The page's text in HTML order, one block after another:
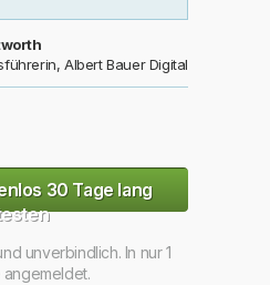
Albert Bauer Digital
30 Tage lang
unverbindlich. In nur 1
angemeldet.